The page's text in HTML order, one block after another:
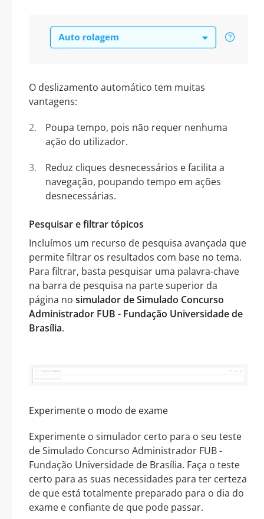
O deslizamento automático tem muitas
vantagens:
Poupa tempo, pois não requer nenhuma
ação do utilizador.
Reduz cliques desnecessários e facilita a
navegação, poupando tempo em ações
desnecessárias.
Pesquisar e filtrar tópicos
Incluímos um recurso de pesquisa avançada que
permite filtrar os resultados com base no tema.
Para filtrar, basta pesquisar uma palavra-chave
na barra de pesquisa na parte superior da
página no simulador de Simulado Concurso
Administrador FUB - Fundação Universidade de
Brasília.
Experimente o modo de exame
Experimente o simulador certo para o seu teste
de Simulado Concurso Administrador FUB -
Fundação Universidade de Brasília. Faça o teste
certo para as suas necessidades para ter certeza
de que está totalmente preparado para o dia do
exame e confiante de que pode passar.